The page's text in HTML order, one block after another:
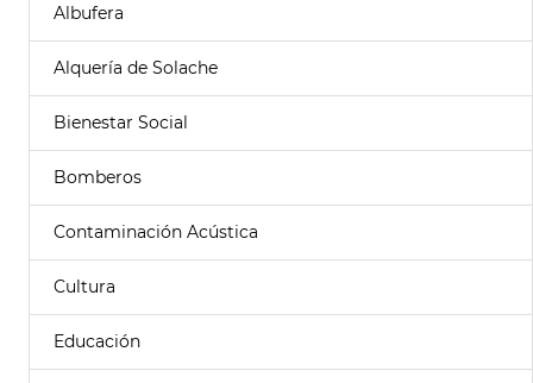
Albufera
Alquería de Solache
Bienestar Social
Bomberos
Contaminación Acústica
Cultura
Educación